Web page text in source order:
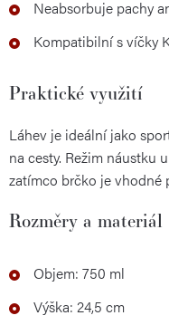
Neabsorbuje pachy
Kompatibilní s víčky
Praktické využití
Láhev je ideální jako
na cesty. Režim náustku
zatímco brčko je vhodné
Rozměry a materiál
Objem: 750 ml
Výška: 24,5 cm